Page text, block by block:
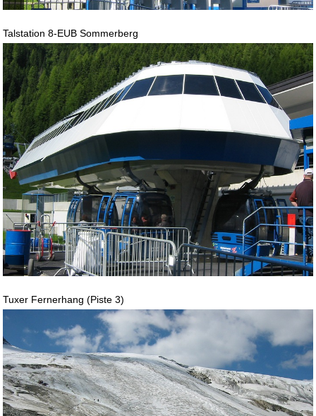
Talstation 8-EUB Sommerberg
Tuxer Fernerhang (Piste 3)